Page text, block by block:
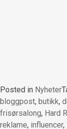
Posted in Nyheter
bloggpost, butikk,
frisørsalong, Hard
reklame, influencer,